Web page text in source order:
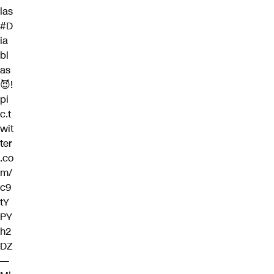
las
#D
ia
bl
as
😈!
pi
c.t
wit
ter
.co
m/
c9
tY
PY
h2
DZ
—